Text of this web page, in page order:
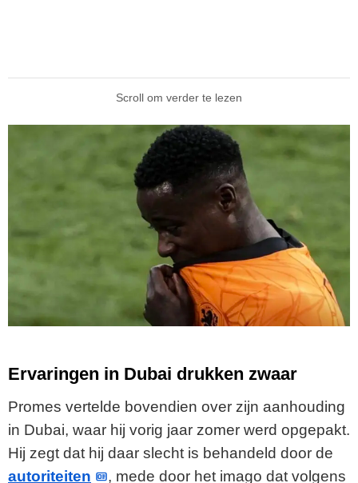
Scroll om verder te lezen
Ervaringen in Dubai drukken zwaar
Promes vertelde bovendien over zijn aanhouding
in Dubai, waar hij vorig jaar zomer werd opgepakt.
Hij zegt dat hij daar slecht is behandeld door de
autoriteiten
, mede door het imago dat volgens